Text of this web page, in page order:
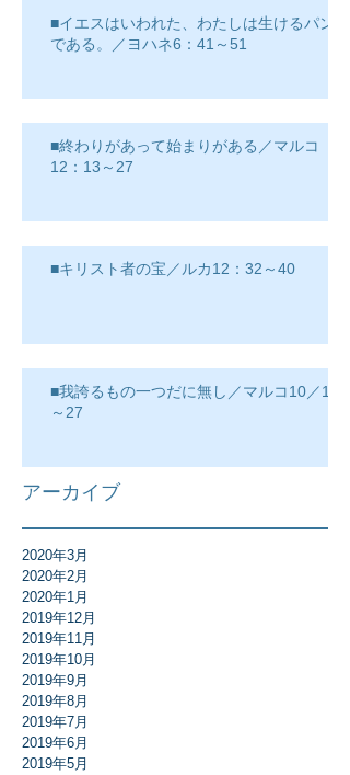
■イエスはいわれた、わたしは生けるパン
である。／ヨハネ6：41～51
■終わりがあって始まりがある／マルコ
12：13～27
■キリスト者の宝／ルカ12：32～40
■我誇るもの一つだに無し／マルコ10／17
～27
アーカイブ
2020年3月
2020年2月
2020年1月
2019年12月
2019年11月
2019年10月
2019年9月
2019年8月
2019年7月
2019年6月
2019年5月